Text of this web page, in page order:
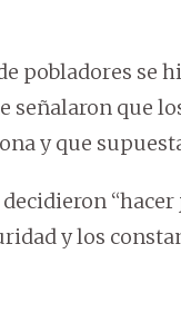
pobladores se
señalaron que
y que
y los